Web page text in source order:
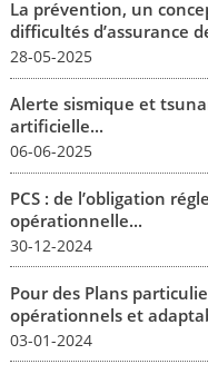
La prévention, un
difficultés d’assurance
28-05-2025
Alerte sismique et
artificielle...
06-06-2025
PCS : de l’obligation
opérationnelle...
30-12-2024
Pour des Plans
opérationnels et
03-01-2024